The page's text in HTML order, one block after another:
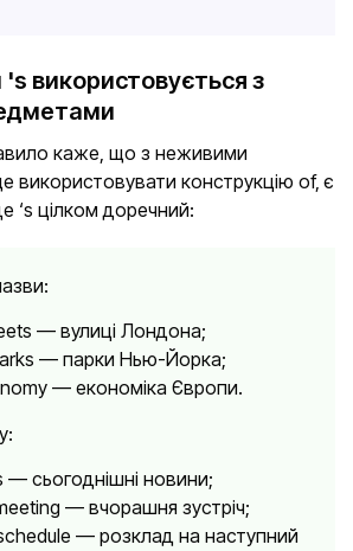
використовується з
каже, що з неживими
використовувати конструкцію of, є
‘s цілком доречний:
— вулиці Лондона;
— парки Нью-Йорка;
— економіка Європи.
— сьогоднішні новини;
— вчорашня зустріч;
— розклад на наступний